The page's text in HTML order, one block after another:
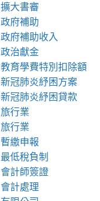
擴大書審
政府補助
政府補助收入
政治獻金
教育學費特別扣除額
新冠肺炎紓困方案
新冠肺炎紓困貸款
旅行業
旅行業
暫繳申報
最低稅負制
會計師簽證
會計處理